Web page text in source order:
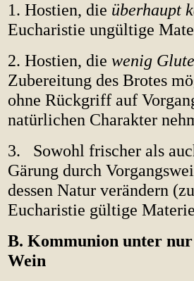
1. Hostien, die überhaupt
Eucharistie ungültige
2. Hostien, die wenig
Zubereitung des Brotes
ohne Rückgriff auf
natürlichen Charakter
3. Sowohl frischer als
Gärung durch
dessen Natur verändern
Eucharistie gültige
B. Kommunion unter
Wein